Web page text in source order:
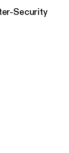
Security